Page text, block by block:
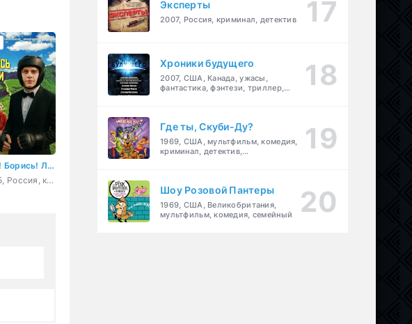
Ешь! Борись! Люби!
2025, Россия, комедия
Эксперты
2007, Россия, криминал, детектив
Хроники будущего
2007, США, Канада, ужасы,
фантастика, фэнтези, триллер,
Где ты, Скуби-Ду?
1969, США, мультфильм, комедия,
криминал, детектив,
Шоу Розовой Пантеры
1969, США, Великобритания,
мультфильм, комедия, семейный